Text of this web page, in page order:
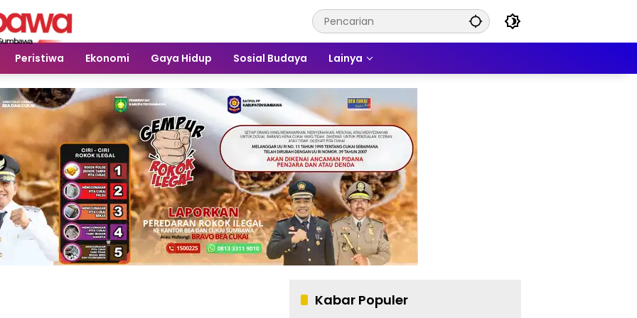
Peristiwa Ekonomi Gaya Hidup Sosial Budaya Lainya
Kabar Populer